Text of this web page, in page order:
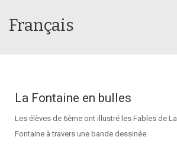
Français
La Fontaine en bulles
Les élèves de 6ème ont illustré les Fables de La
Fontaine à travers une bande dessinée.